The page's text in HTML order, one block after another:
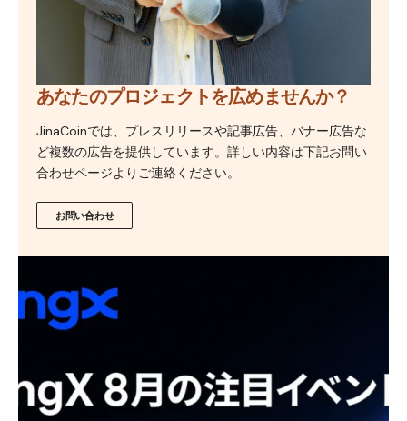
あなたのプロジェクトを広めませんか？
JinaCoinでは、プレスリリースや記事広告、バナー広告な
ど複数の広告を提供しています。詳しい内容は下記お問い
合わせページよりご連絡ください。
お問い合わせ